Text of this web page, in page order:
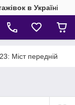
в Україні
Міст передній